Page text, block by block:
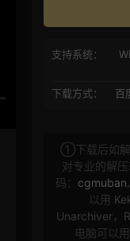
支持系统：
下载方式：
百
①下载后如解
对专业的解
码：
以用
Unarchiver，
电脑可以用